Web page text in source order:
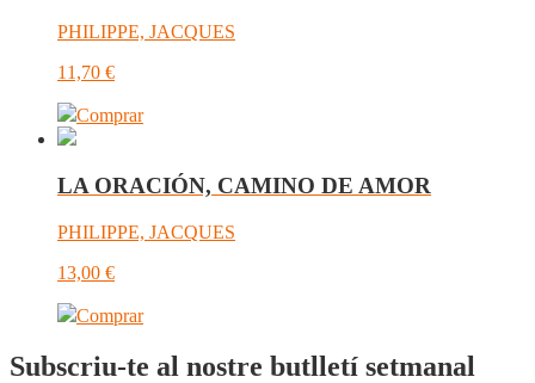
PHILIPPE, JACQUES
11,70 €
Comprar
LA ORACIÓN, CAMINO DE AMOR
PHILIPPE, JACQUES
13,00 €
Comprar
Subscriu-te al nostre butlletí setmanal